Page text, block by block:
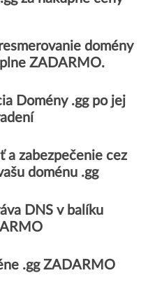
domény
ZADARMO.
Domény .gg po jej
a zabezpečenie cez
doménu .gg
DNS v balíku
.gg ZADARMO